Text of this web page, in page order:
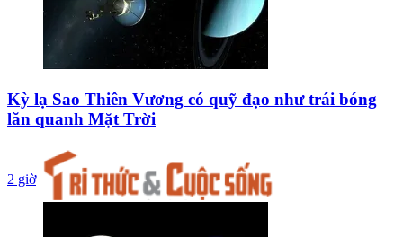
Kỳ lạ Sao Thiên Vương có quỹ đạo như trái bóng
lăn quanh Mặt Trời
2 giờ